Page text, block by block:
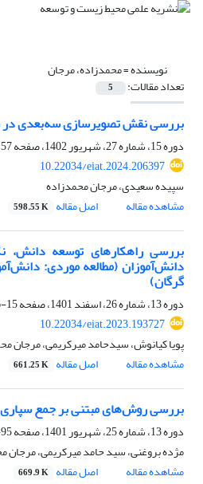
نویسنده =محمدزاده، مرجان
تعداد مقالات: 5
بررسی نقش تصویرسازی سه‌بعدی در
دوره 15، شماره 27، شهریور 1402، صفحه
168
10.22034/eiat.2024.206397
سپیده سعیدی، مرجان محمدزاده
مشاهده مقاله
اصل مقاله 598.55 K
بررسی راهکارهای توسعه دانش،
دانش‌‌آموزان (مطالعه موردی:
گرگان)
دوره 13، شماره 26، اسفند 1401، صفحه
15-26
10.22034/eiat.2023.193727
پویا کیانوش، سیدحامد میرکریمی، مرجان
مشاهده مقاله
اصل مقاله 661.25 K
بررسی روش‌های مبتنی بر جمع
دوره 13، شماره 25، شهریور 1401، صفحه
95-104
مژده بروغنی، سید حامد میرکریمی،
مشاهده مقاله
اصل مقاله 669.9 K